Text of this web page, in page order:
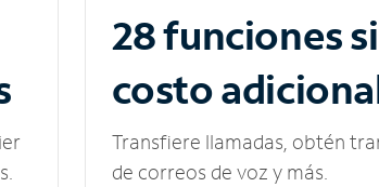
28 funciones
costo
Transfiere llamadas, obtén
de correos de voz y más.